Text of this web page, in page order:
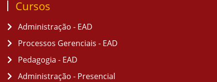
Cursos
Administração - EAD
Processos Gerenciais - EAD
Pedagogia - EAD
Administração - Presencial